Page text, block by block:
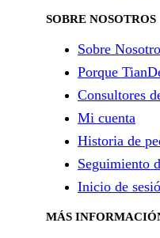
SOBRE NOSOTROS
Sobre
Porque
Consultores
Mi cuenta
Historia de
Seguimiento
Inicio de
MÁS